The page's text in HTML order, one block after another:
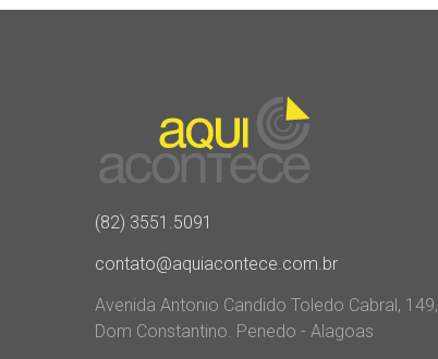
(82) 3551.5091
contato@aquiacontece.com.br
Avenida Antonio Candido Toledo Cabral, 149,
Dom Constantino. Penedo - Alagoas